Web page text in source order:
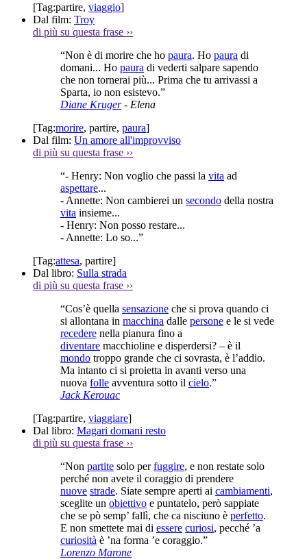
[Tag:partire, viaggio]
Dal film: Troy
di più su questa frase ››
“Non è di morire che ho paura. Ho paura di
domani... Ho paura di vederti salpare sapendo
che non tornerai più... Prima che tu arrivassi a
Sparta, io non esistevo.”
Diane Kruger- Elena
[Tag:morire, partire, paura]
Dal film: Un amore all'improvviso
di più su questa frase ››
“- Henry: Non voglio che passi la vita ad
aspettare...
- Annette: Non cambierei un secondo della nostra
vita insieme...
- Henry: Non posso restare...
- Annette: Lo so...”
[Tag:attesa, partire]
Dal libro: Sulla strada
di più su questa frase ››
“Cos’è quella sensazione che si prova quando ci
si allontana in macchina dalle persone e le si vede
recedere nella pianura fino a
diventare macchioline e disperdersi? – è il
mondo troppo grande che ci sovrasta, è l’addio.
Ma intanto ci si proietta in avanti verso una
nuova folle avventura sotto il cielo.”
Jack Kerouac
[Tag:partire, viaggiare]
Dal libro: Magari domani resto
di più su questa frase ››
“Non partite solo perfuggire, e non restate solo
perché non avete il coraggio di prendere
nuove strade. Siate sempre aperti ai cambiamenti,
sceglite un obiettivo e puntatelo, però sappiate
che se pò semp’ fallì, che ca nisciuno è perfetto.
E non smettete mai di essere curiosi, pecché ’a
curiosità è ’na forma ’e coraggio.”
Lorenzo Marone